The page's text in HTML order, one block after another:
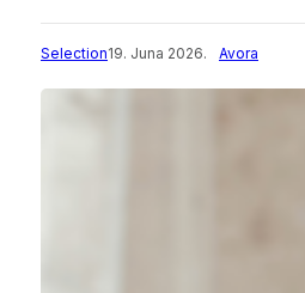
Selection19. Juna 2026. Avora